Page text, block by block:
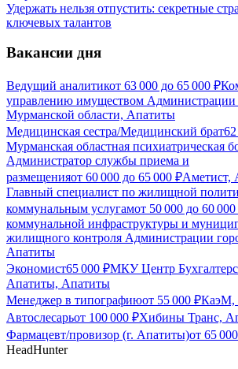
Удержать нельзя отпустить: секретные
ключевых талантов
Вакансии дня
Ведущий аналитикот 63 000 до 65 000 ₽
управлению имуществом Администрации
Мурманской области, Апатиты
Медицинская сестра/Медицинский брат
Мурманская областная психиатрическая
Администратор службы приема и
размещенияот 60 000 до 65 000 ₽Аметист,
Главный специалист по жилищной
коммунальным услугамот 50 000 до 60 000
коммунальной инфраструктуры и
жилищного контроля Администрации
Апатиты
Экономист65 000 ₽МКУ Центр
Апатиты, Апатиты
Менеджер в типографиюот 55 000 ₽КаэМ,
Автослесарьот 100 000 ₽Хибины Транс,
Фармацевт/провизор (г. Апатиты)от 65 000
HeadHunter